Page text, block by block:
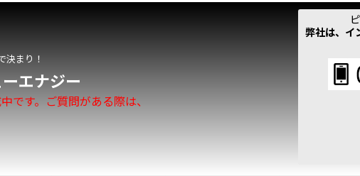
決まり！
エナジー
です。ご質問がある際は、
弊社は、イ